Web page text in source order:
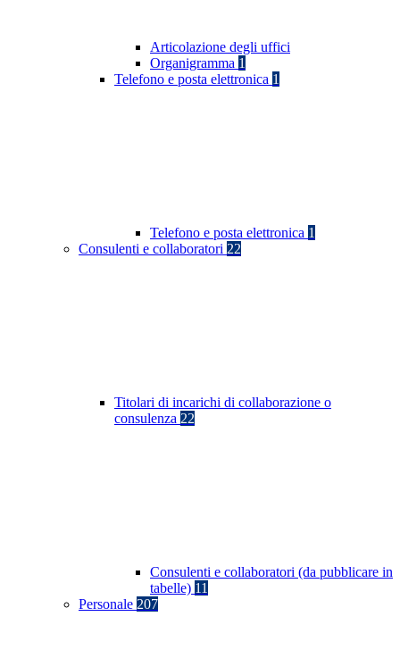
Articolazione degli uffici
Organigramma 1
Telefono e posta elettronica 1
Telefono e posta elettronica 1
Consulenti e collaboratori 22
Titolari di incarichi di collaborazione o
consulenza 22
Consulenti e collaboratori (da pubblicare in
tabelle) 11
Personale 207